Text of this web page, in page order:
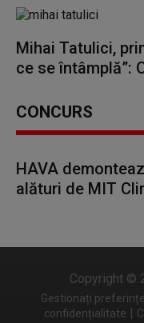
Mihai Tatulici,
ce se întâmplă”:
CONCURS
HAVA
alături de MIT
Copyright ©
Gestionați
confidențialitate |